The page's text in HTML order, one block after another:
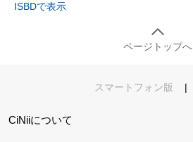
ISBDで表示
ページトップへ
スマートフォン版 |
CiNiiについて